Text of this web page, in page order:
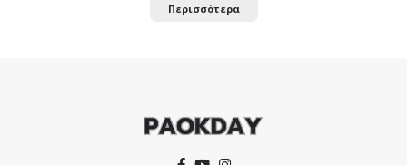
Περισσότερα